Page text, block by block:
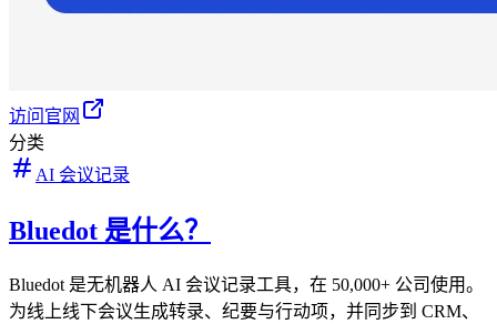
访问官网
分类
AI 会议记录
Bluedot 是什么？
Bluedot 是无机器人 AI 会议记录工具，在 50,000+ 公司使用。
为线上线下会议生成转录、纪要与行动项，并同步到 CRM、